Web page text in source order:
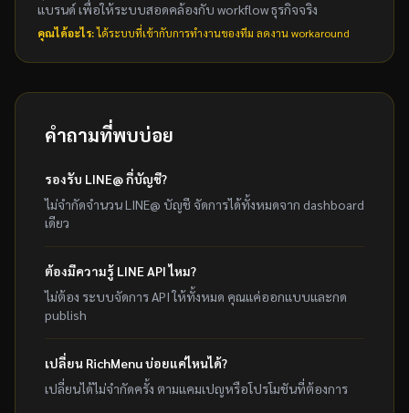
แบรนด์ เพื่อให้ระบบสอดคล้องกับ workflow ธุรกิจจริง
คุณได้อะไร:ได้ระบบที่เข้ากับการทำงานของทีม ลดงาน workaround
คำถามที่พบบ่อย
รองรับ LINE@ กี่บัญชี?
ไม่จำกัดจำนวน LINE@ บัญชี จัดการได้ทั้งหมดจาก dashboard
เดียว
ต้องมีความรู้ LINE API ไหม?
ไม่ต้อง ระบบจัดการ API ให้ทั้งหมด คุณแค่ออกแบบและกด
publish
เปลี่ยน RichMenu บ่อยแค่ไหนได้?
เปลี่ยนได้ไม่จำกัดครั้ง ตามแคมเปญหรือโปรโมชันที่ต้องการ